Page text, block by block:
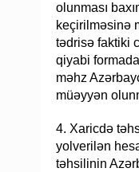
olunması
keçirilməsinə
tədrisə faktiki
qiyabi
məhz
müəyyən
4. Xaricdə
yolverilən
təhsilinin